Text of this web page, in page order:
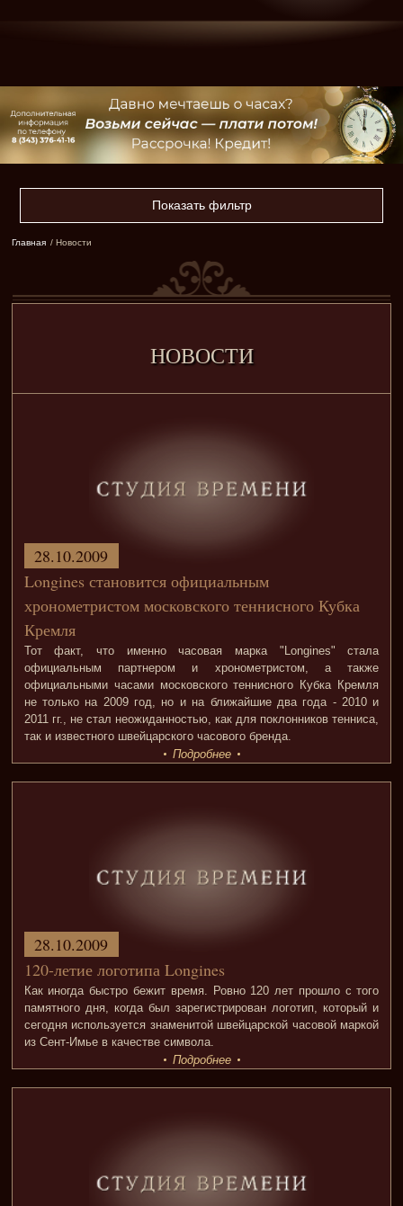
Показать фильтр
Главная / Новости
НОВОСТИ
Longines становится официальным
хронометристом московского теннисного Кубка
Кремля
Тот факт, что именно часовая марка "Longines" стала
официальным партнером и хронометристом, а также
официальными часами московского теннисного Кубка Кремля
не только на 2009 год, но и на ближайшие два года - 2010 и
2011 гг., не стал неожиданностью, как для поклонников тенниса,
так и известного швейцарского часового бренда.
28.10.2009
Подробнее
120-летие логотипа Longines
Как иногда быстро бежит время. Ровно 120 лет прошло с того
памятного дня, когда был зарегистрирован логотип, который и
сегодня используется знаменитой швейцарской часовой маркой
из Сент-Имье в качестве символа.
28.10.2009
Подробнее